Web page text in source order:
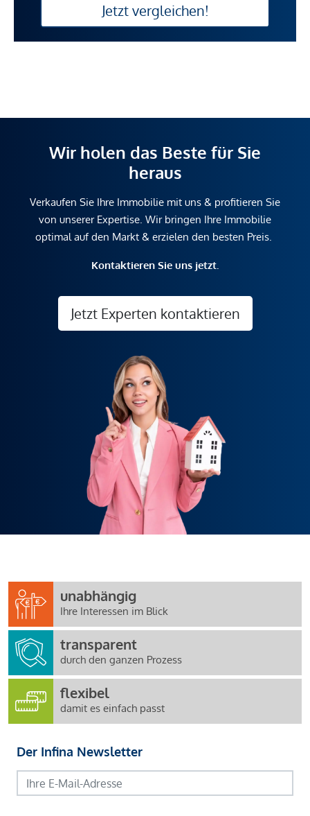
Jetzt vergleichen!
Wir holen das Beste für Sie
heraus
Verkaufen Sie Ihre Immobilie mit uns & profitieren Sie
von unserer Expertise. Wir bringen Ihre Immobilie
optimal auf den Markt & erzielen den besten Preis.
Kontaktieren Sie uns jetzt.
Jetzt Experten kontaktieren
unabhängig
Ihre Interessen im Blick
transparent
durch den ganzen Prozess
flexibel
damit es einfach passt
Der Infina Newsletter